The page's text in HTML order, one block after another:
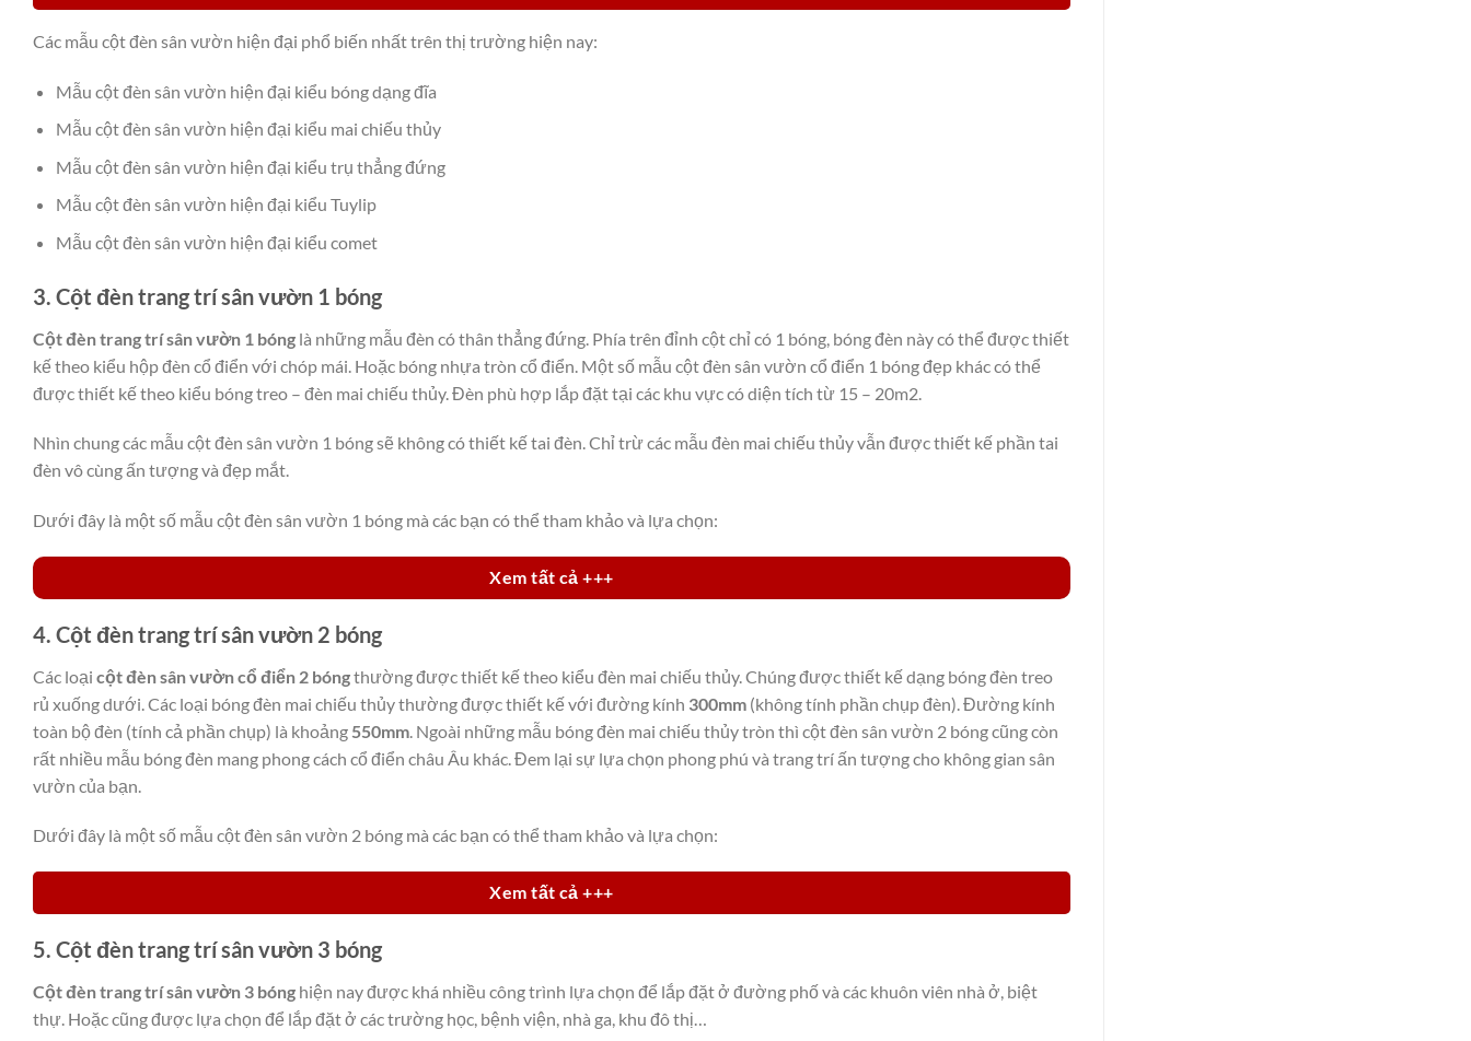
Các mẫu cột đèn sân vườn hiện đại phổ biến nhất trên thị trường hiện nay:
Mẫu cột đèn sân vườn hiện đại kiểu bóng dạng đĩa
Mẫu cột đèn sân vườn hiện đại kiểu mai chiếu thủy
Mẫu cột đèn sân vườn hiện đại kiểu trụ thẳng đứng
Mẫu cột đèn sân vườn hiện đại kiểu Tuylip
Mẫu cột đèn sân vườn hiện đại kiểu comet
3. Cột đèn trang trí sân vườn 1 bóng
Cột đèn trang trí sân vườn 1 bóng là những mẫu đèn có thân thẳng đứng. Phía trên đỉnh cột chỉ có 1 bóng, bóng đèn này có thể được thiết
kế theo kiểu hộp đèn cổ điển với chóp mái. Hoặc bóng nhựa tròn cổ điển. Một số mẫu cột đèn sân vườn cổ điển 1 bóng đẹp khác có thể
được thiết kế theo kiểu bóng treo – đèn mai chiếu thủy. Đèn phù hợp lắp đặt tại các khu vực có diện tích từ 15 – 20m2.
Nhìn chung các mẫu cột đèn sân vườn 1 bóng sẽ không có thiết kế tai đèn. Chỉ trừ các mẫu đèn mai chiếu thủy vẫn được thiết kế phần tai
đèn vô cùng ấn tượng và đẹp mắt.
Dưới đây là một số mẫu cột đèn sân vườn 1 bóng mà các bạn có thể tham khảo và lựa chọn:
Xem tất cả +++
4. Cột đèn trang trí sân vườn 2 bóng
Các loại cột đèn sân vườn cổ điển 2 bóngthường được thiết kế theo kiểu đèn mai chiếu thủy. Chúng được thiết kế dạng bóng đèn treo
rủ xuống dưới. Các loại bóng đèn mai chiếu thủy thường được thiết kế với đường kính 300mm (không tính phần chụp đèn). Đường kính
toàn bộ đèn (tính cả phần chụp) là khoảng 550mm . Ngoài những mẫu bóng đèn mai chiếu thủy tròn thì cột đèn sân vườn 2 bóng cũng còn
rất nhiều mẫu bóng đèn mang phong cách cổ điển châu Âu khác. Đem lại sự lựa chọn phong phú và trang trí ấn tượng cho không gian sân
vườn của bạn.
Dưới đây là một số mẫu cột đèn sân vườn 2 bóng mà các bạn có thể tham khảo và lựa chọn:
Xem tất cả +++
5. Cột đèn trang trí sân vườn 3 bóng
Cột đèn trang trí sân vườn 3 bóng hiện nay được khá nhiều công trình lựa chọn để lắp đặt ở đường phố và các khuôn viên nhà ở, biệt
thự. Hoặc cũng được lựa chọn để lắp đặt ở các trường học, bệnh viện, nhà ga, khu đô thị…